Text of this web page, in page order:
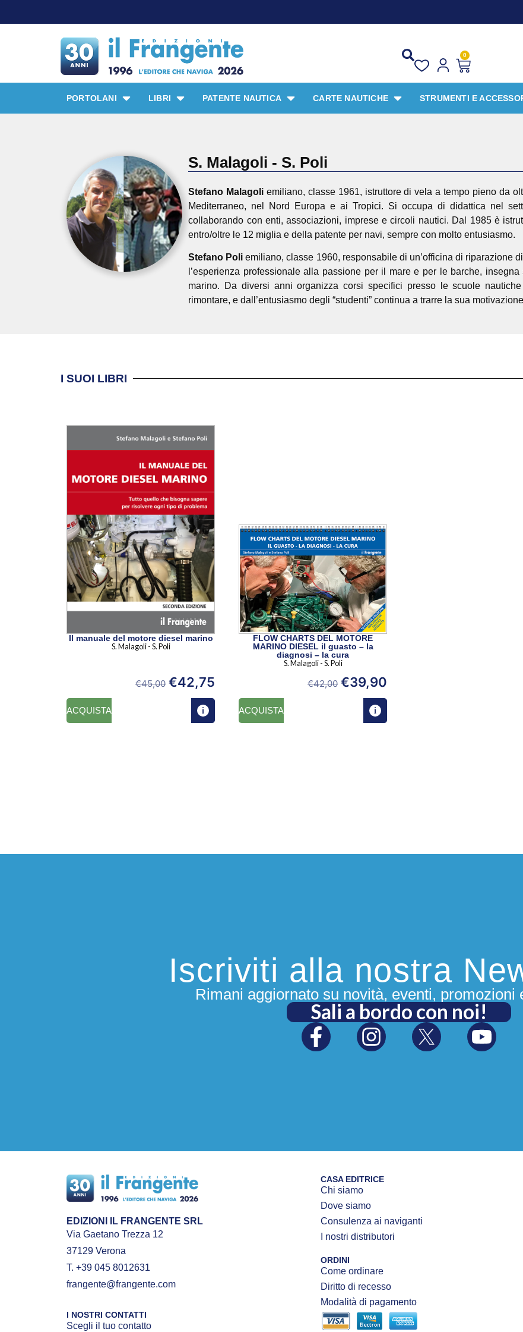
0
PORTOLANI LIBRI PATENTE NAUTICA CARTE NAUTICHE STRUMENTI E
S. Malagoli - S. Poli
Stefano Malagoli emiliano, classe 1961, istruttore di vela a tempo pieno da
Mediterraneo, nel Nord Europa e ai Tropici. Si occupa di didattica nel
collaborando con enti, associazioni, imprese e circoli nautici. Dal 1985 è
entro/oltre le 12 miglia e della patente per navi, sempre con molto entusiasmo.
Stefano Poli emiliano, classe 1960, responsabile di un’officina di riparazione
l’esperienza professionale alla passione per il mare e per le barche,
marino. Da diversi anni organizza corsi specifici presso le scuole
rimontare, e dall’entusiasmo degli “studenti” continua a trarre la sua
I SUOI LIBRI
Il manuale del motore diesel marino
S. Malagoli - S. Poli
€45,00 €42,75
ACQUISTA
FLOW CHARTS DEL MOTORE
MARINO DIESEL il guasto – la
diagnosi – la cura
S. Malagoli - S. Poli
€42,00 €39,90
ACQUISTA
Iscriviti alla nostra
Rimani aggiornato su novità, eventi, promozioni
Sali a bordo con noi!
EDIZIONI IL FRANGENTE SRL
Via Gaetano Trezza 12
37129 Verona
T. +39 045 8012631
frangente@frangente.com
I NOSTRI CONTATTI
Scegli il tuo contatto
CASA EDITRICE
Chi siamo
Dove siamo
Consulenza ai naviganti
I nostri distributori
ORDINI
Come ordinare
Diritto di recesso
Modalità di pagamento